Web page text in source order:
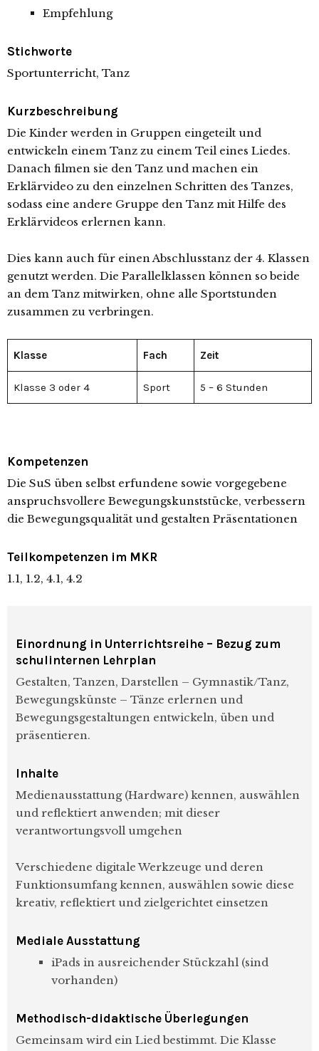
Empfehlung
Stichworte
Sportunterricht, Tanz
Kurzbeschreibung
Die Kinder werden in Gruppen eingeteilt und
entwickeln einem Tanz zu einem Teil eines Liedes.
Danach filmen sie den Tanz und machen ein
Erklärvideo zu den einzelnen Schritten des Tanzes,
sodass eine andere Gruppe den Tanz mit Hilfe des
Erklärvideos erlernen kann.
Dies kann auch für einen Abschlusstanz der 4. Klassen
genutzt werden. Die Parallelklassen können so beide
an dem Tanz mitwirken, ohne alle Sportstunden
zusammen zu verbringen.
Klasse Fach Zeit
Klasse 3 oder 4 Sport 5 – 6 Stunden
Kompetenzen
Die SuS üben selbst erfundene sowie vorgegebene
anspruchsvollere Bewegungskunststücke, verbessern
die Bewegungsqualität und gestalten Präsentationen
Teilkompetenzen im MKR
1.1, 1.2, 4.1, 4.2
Einordnung in Unterrichtsreihe – Bezug zum
schulinternen Lehrplan
Gestalten, Tanzen, Darstellen – Gymnastik/Tanz,
Bewegungskünste – Tänze erlernen und
Bewegungsgestaltungen entwickeln, üben und
präsentieren.
Inhalte
Medienausstattung (Hardware) kennen, auswählen
und reflektiert anwenden; mit dieser
verantwortungsvoll umgehen
Verschiedene digitale Werkzeuge und deren
Funktionsumfang kennen, auswählen sowie diese
kreativ, reflektiert und zielgerichtet einsetzen
Mediale Ausstattung
iPads in ausreichender Stückzahl (sind
vorhanden)
Methodisch-didaktische Überlegungen
Gemeinsam wird ein Lied bestimmt. Die Klasse